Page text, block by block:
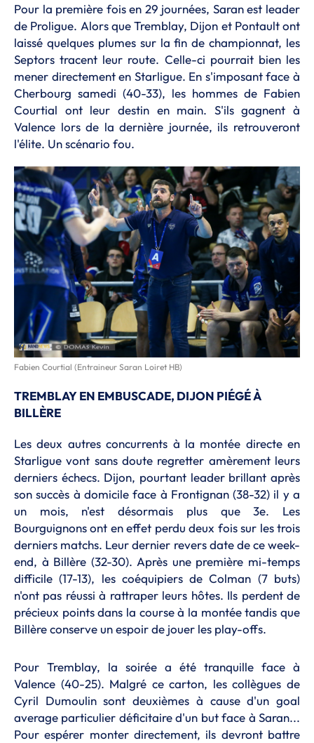
Pour la première fois en 29 journées, Saran est leader
de Proligue. Alors que Tremblay, Dijon et Pontault ont
laissé quelques plumes sur la fin de championnat, les
Septors tracent leur route. Celle-ci pourrait bien les
mener directement en Starligue. En s'imposant face à
Cherbourg samedi (40-33), les hommes de Fabien
Courtial ont leur destin en main. S'ils gagnent à
Valence lors de la dernière journée, ils retrouveront
l'élite. Un scénario fou.
Fabien Courtial (Entraineur Saran Loiret HB)
TREMBLAY EN EMBUSCADE, DIJON PIÉGÉ À
BILLÈRE
Les deux autres concurrents à la montée directe en
Starligue vont sans doute regretter amèrement leurs
derniers échecs. Dijon, pourtant leader brillant après
son succès à domicile face à Frontignan (38-32) il y a
un mois, n'est désormais plus que 3e. Les
Bourguignons ont en effet perdu deux fois sur les trois
derniers matchs. Leur dernier revers date de ce week-
end, à Billère (32-30). Après une première mi-temps
difficile (17-13), les coéquipiers de Colman (7 buts)
n'ont pas réussi à rattraper leurs hôtes. Ils perdent de
précieux points dans la course à la montée tandis que
Billère conserve un espoir de jouer les play-offs.
Pour Tremblay, la soirée a été tranquille face à
Valence (40-25). Malgré ce carton, les collègues de
Cyril Dumoulin sont deuxièmes à cause d'un goal
average particulier déficitaire d'un but face à Saran...
Pour espérer monter directement, ils devront battre